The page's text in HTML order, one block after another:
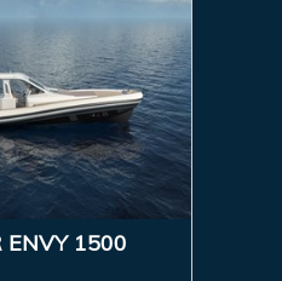
ENVY 1500